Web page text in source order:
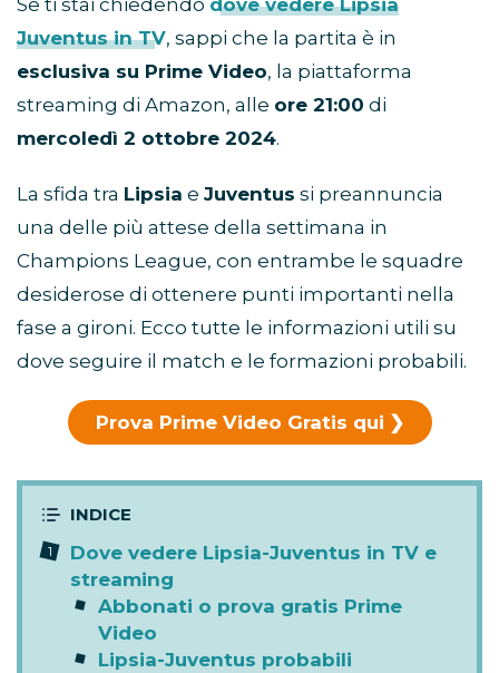
Se ti stai chiedendo dove vedere Lipsia
Juventus in TV, sappi che la partita è in
esclusiva su Prime Video, la piattaforma
streaming di Amazon, alle ore 21:00 di
mercoledì 2 ottobre 2024.
La sfida tra Lipsia e Juventus si preannuncia
una delle più attese della settimana in
Champions League, con entrambe le squadre
desiderose di ottenere punti importanti nella
fase a gironi. Ecco tutte le informazioni utili su
dove seguire il match e le formazioni probabili.
Prova Prime Video Gratis qui
Dove vedere Lipsia-Juventus in TV e
streaming
Abbonati o prova gratis Prime
Video
Lipsia-Juventus probabili